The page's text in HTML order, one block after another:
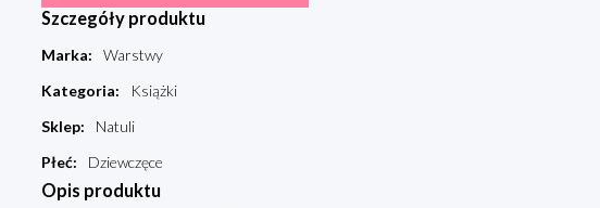
Szczegóły produktu
Marka:
Warstwy
Kategoria:
Książki
Sklep:
Natuli
Płeć: Dziewczęce
Opis produktu